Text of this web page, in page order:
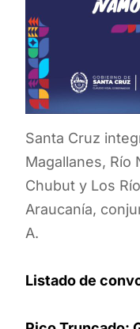
Santa Cruz
Magallanes, Río
Chubut y Los
Araucanía,
A.
Listado de